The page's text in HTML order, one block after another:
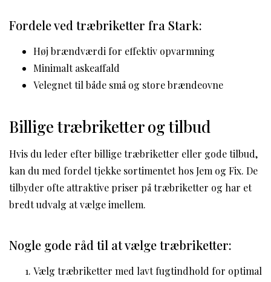
Fordele ved træbriketter fra Stark:
Høj brændværdi for effektiv opvarmning
Minimalt askeaffald
Velegnet til både små og store brændeovne
Billige træbriketter og tilbud
Hvis du leder efter billige træbriketter eller gode tilbud,
kan du med fordel tjekke sortimentet hos Jem og Fix. De
tilbyder ofte attraktive priser på træbriketter og har et
bredt udvalg at vælge imellem.
Nogle gode råd til at vælge træbriketter:
Vælg træbriketter med lavt fugtindhold for optimal